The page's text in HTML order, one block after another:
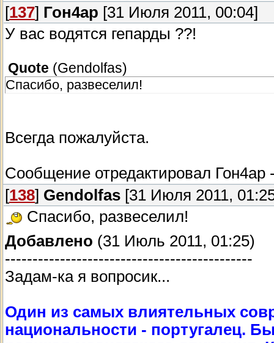
[137] Гон4ар [31 Июля 2011, 00:04]
У вас водятся гепарды ??!
Quote (Gendolfas)
Спасибо, развеселил!
Всегда пожалуйста.
Сообщение отредактировал Гон4ар
[138] Gendolfas [31 Июля 2011,
Спасибо, развеселил!
Добавлено (31 Июль 2011, 01:25)
---------------------------------------------
Задам-ка я вопросик...
Один из самых влиятельных
национальности - португалец.